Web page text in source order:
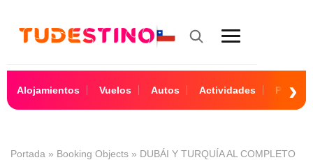
Alojamientos Vuelos Autos Actividades
Portada » Booking Objects » DUBÁI Y TURQUÍA AL COMPLETO